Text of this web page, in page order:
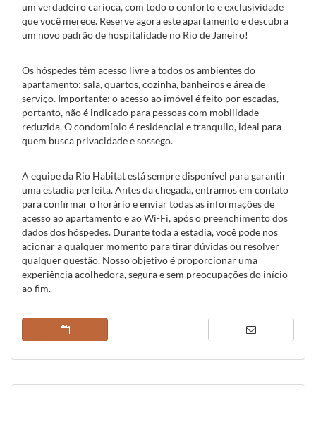
um verdadeiro carioca, com todo o conforto e exclusividade
que você merece. Reserve agora este apartamento e descubra
um novo padrão de hospitalidade no Rio de Janeiro!
Os hóspedes têm acesso livre a todos os ambientes do
apartamento: sala, quartos, cozinha, banheiros e área de
serviço. Importante: o acesso ao imóvel é feito por escadas,
portanto, não é indicado para pessoas com mobilidade
reduzida. O condomínio é residencial e tranquilo, ideal para
quem busca privacidade e sossego.
A equipe da Rio Habitat está sempre disponível para garantir
uma estadia perfeita. Antes da chegada, entramos em contato
para confirmar o horário e enviar todas as informações de
acesso ao apartamento e ao Wi-Fi, após o preenchimento dos
dados dos hóspedes. Durante toda a estadia, você pode nos
acionar a qualquer momento para tirar dúvidas ou resolver
qualquer questão. Nosso objetivo é proporcionar uma
experiência acolhedora, segura e sem preocupações do início
ao fim.